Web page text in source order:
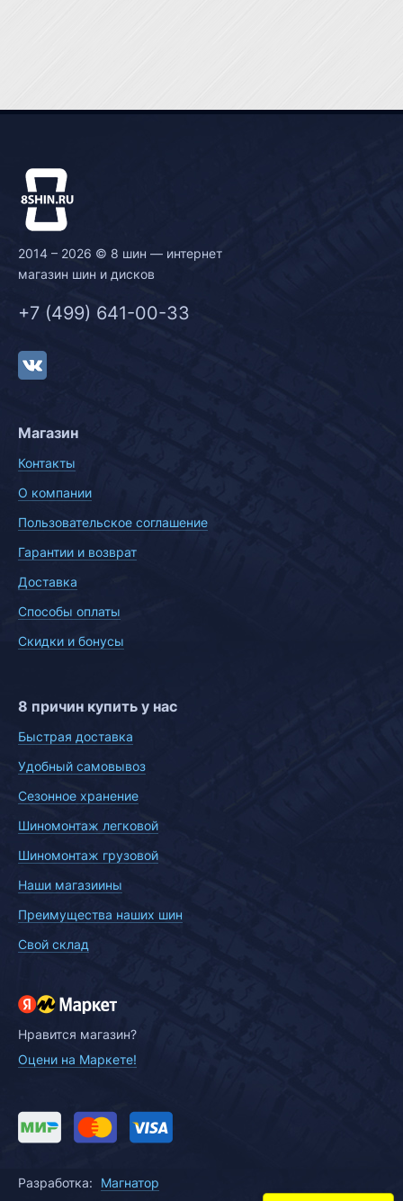
2014 – 2026 © 8 шин — интернет
магазин шин и дисков
+7 (499) 641-00-33
Магазин
Контакты
О компании
Пользовательское соглашение
Гарантии и возврат
Доставка
Способы оплаты
Скидки и бонусы
8 причин купить у нас
Быстрая доставка
Удобный самовывоз
Сезонное хранение
Шиномонтаж легковой
Шиномонтаж грузовой
Наши магазиины
Преимущества наших шин
Свой склад
Нравится магазин?
Оцени на Маркете!
Разработка: Магнатор